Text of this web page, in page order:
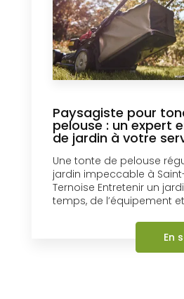
Paysagiste pour
pelouse : un expert
de jardin à votre
Une tonte de pelouse
jardin impeccable à
Ternoise Entretenir un
temps, de l’équipement
En